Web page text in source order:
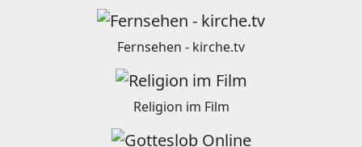
Fernsehen - kirche.tv
Religion im Film